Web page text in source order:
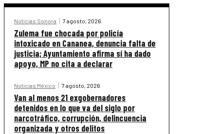
Noticias Sonora 7 agosto, 2026
Zulema fue chocada por policía
intoxicado en Cananea, denuncia falta de
justicia; Ayuntamiento afirma sí ha dado
apoyo, MP no cita a declarar
Noticias México 7 agosto, 2026
Van al menos 21 exgobernadores
detenidos en lo que va del siglo por
narcotráfico, corrupción, delincuencia
organizada y otros delitos